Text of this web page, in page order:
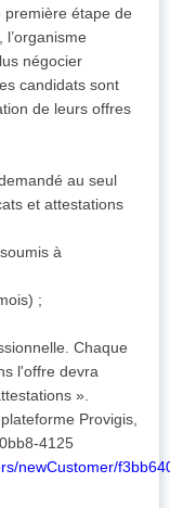
première étape de
négocier
candidats sont
de leurs offres
au seul
et attestations
à
;
Chaque
l'offre devra
».
Provigis,
4125
newCustomer/